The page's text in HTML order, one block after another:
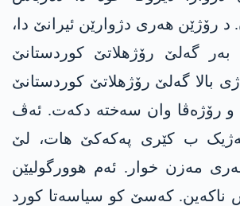
د رۆژێن ھەری دژوارێن ئیرانێ دا،
گەلێ رۆژھلاتێ کوردستانێ
بالا گەلێ رۆژھلاتێ کوردستانێ
و رۆژەڤا وان سەختە دکەت. ئەڤ
ب کێری پەکەکێ ھات، لێ
مەزن خوار. ئەم ھوورگولیێن
ناکەین. کەسێ کو سیاسەتا کورد